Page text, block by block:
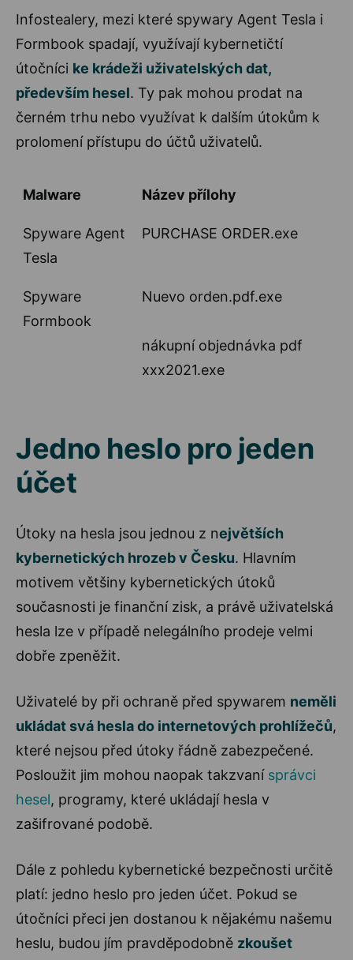
Infostealery, mezi které spywary Agent Tesla i
Formbook spadají, využívají kybernetičtí
útočníci ke krádeži uživatelských dat,
především hesel. Ty pak mohou prodat na
černém trhu nebo využívat k dalším útokům k
prolomení přístupu do účtů uživatelů.
Malware Název přílohy
Spyware Agent
Tesla
PURCHASE ORDER.exe
Spyware
Formbook
Nuevo orden.pdf.exe
nákupní objednávka pdf
xxx2021.exe
Jedno heslo pro jeden
účet
Útoky na hesla jsou jednou z největších
kybernetických hrozeb v Česku. Hlavním
motivem většiny kybernetických útoků
současnosti je finanční zisk, a právě uživatelská
hesla lze v případě nelegálního prodeje velmi
dobře zpeněžit.
Uživatelé by při ochraně před spywarem neměli
ukládat svá hesla do internetových prohlížečů,
které nejsou před útoky řádně zabezpečené.
Posloužit jim mohou naopak takzvanísprávci
hesel, programy, které ukládají hesla v
zašifrované podobě.
Dále z pohledu kybernetické bezpečnosti určitě
platí: jedno heslo pro jeden účet. Pokud se
útočníci přeci jen dostanou k nějakému našemu
heslu, budou jím pravděpodobně zkoušet